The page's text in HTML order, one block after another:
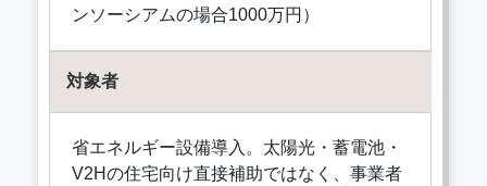
ンソーシアムの場合1000万円）
対象者
省エネルギー設備導入。太陽光・蓄電池・
V2Hの住宅向け直接補助ではなく、事業者